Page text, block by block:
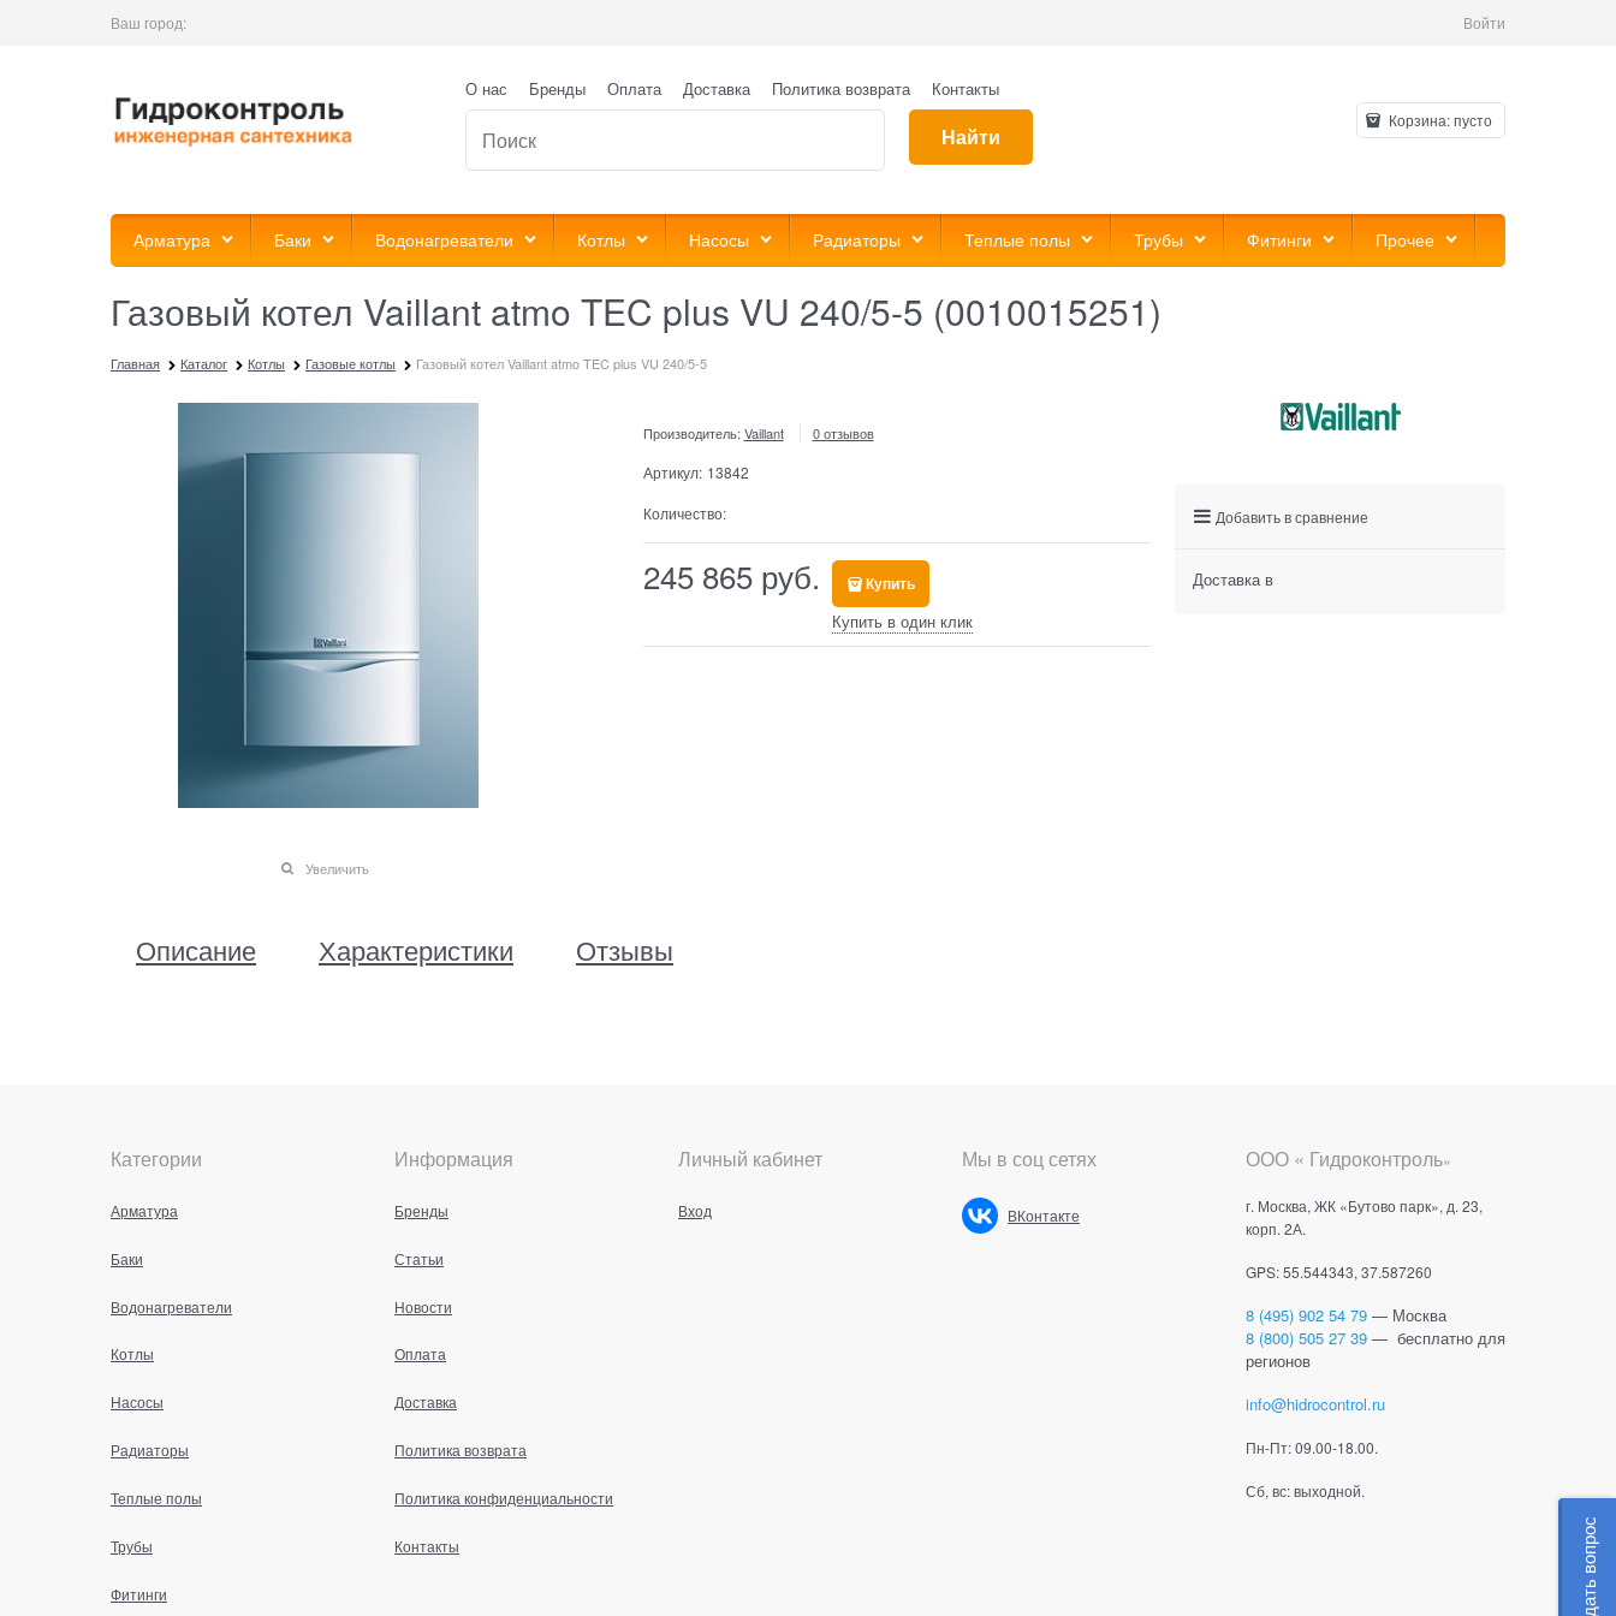
Ваш город: Войти
О нас Бренды Оплата Доставка Политика возврата Контакты
Найти
Корзина:пусто
Арматура Баки Водонагреватели Котлы Насосы Радиаторы Теплые полы Трубы Фитинги Прочее
Газовый котел Vaillant atmo TEC plus VU 240/5-5 (0010015251)
Главная Каталог Котлы Газовые котлы Газовый котел Vaillant atmo TEC plus VU 240/5-5
Увеличить
Производитель: Vaillant 0 отзывов
Артикул: 13842
Количество:
245 865 руб. Купить
Купить в один клик
Описание Характеристики Отзывы
Добавить в сравнение
Доставка в
Категории
Арматура
Баки
Водонагреватели
Котлы
Насосы
Радиаторы
Теплые полы
Трубы
Фитинги
Информация
Бренды
Статьи
Новости
Оплата
Доставка
Политика возврата
Политика конфиденциальности
Контакты
Личный кабинет
Вход
Мы в соц сетях
ВКонтакте
ООО « Гидроконтроль»
г. Москва, ЖК «Бутово парк», д. 23,
корп. 2А.
GPS: 55.544343, 37.587260
8 (495) 902 54 79 — Москва
8 (800) 505 27 39 — бесплатно для
регионов
info@hidrocontrol.ru
Пн-Пт: 09.00-18.00.
Сб, вс: выходной.
Задать вопрос